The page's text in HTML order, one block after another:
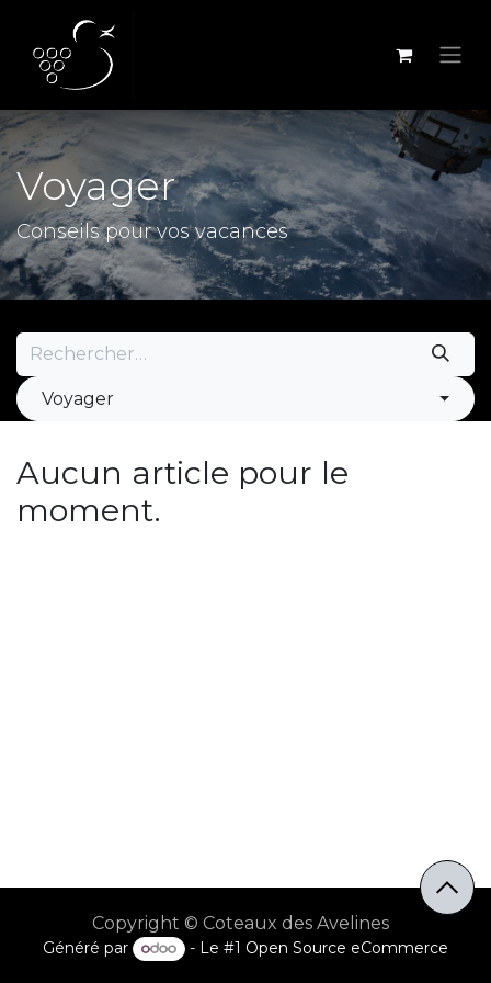
Voyager
Conseils pour vos vacances
Voyager
Aucun article pour le
moment.
Copyright © Coteaux des Avelines
Généré par - Le #1 Open Source eCommerce